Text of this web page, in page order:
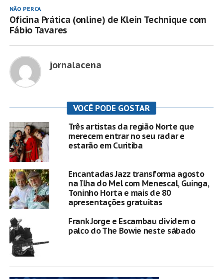
NÃO PERCA
Oficina Prática (online) de Klein Technique com
Fábio Tavares
jornalacena
VOCÊ PODE GOSTAR
Três artistas da região Norte que
merecem entrar no seu radar e
estarão em Curitiba
Encantadas Jazz transforma agosto
na Ilha do Mel com Menescal, Guinga,
Toninho Horta e mais de 80
apresentações gratuitas
Frank Jorge e Escambau dividem o
palco do The Bowie neste sábado